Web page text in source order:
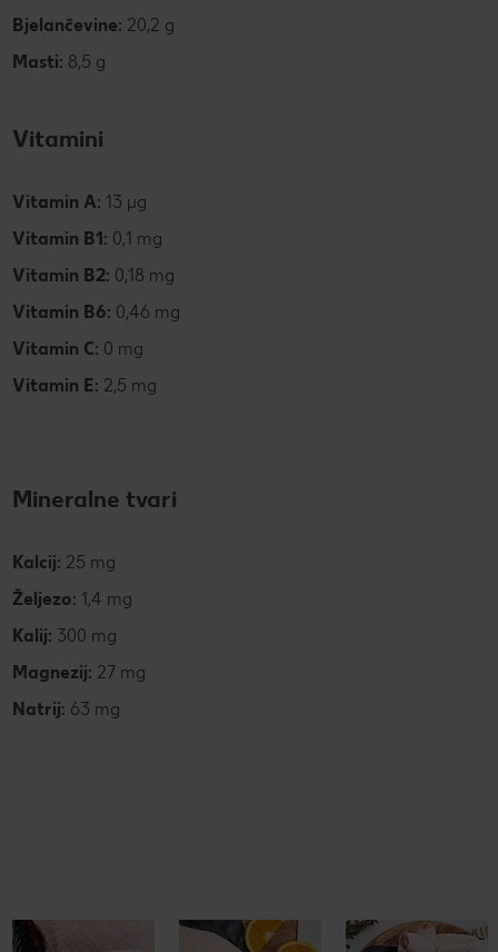
Bjelančevine: 20,2 g
Masti: 8,5 g
Vitamini
Vitamin A: 13 µg
Vitamin B1: 0,1 mg
Vitamin B2: 0,18 mg
Vitamin B6: 0,46 mg
Vitamin C: 0 mg
Vitamin E: 2,5 mg
Mineralne tvari
Kalcij: 25 mg
Željezo: 1,4 mg
Kalij: 300 mg
Magnezij: 27 mg
Natrij: 63 mg